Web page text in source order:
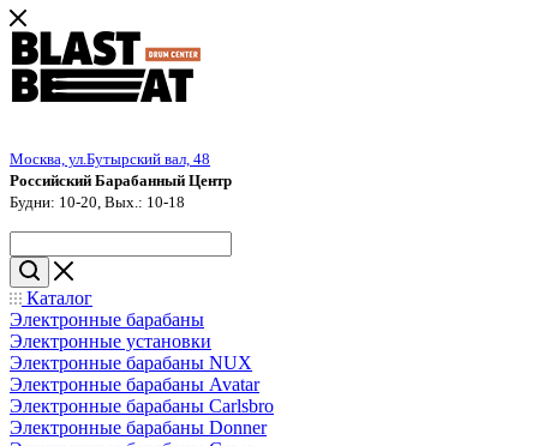
Москва, ул.Бутырский вал, 48
Российский Барабанный Центр
Будни: 10-20, Вых.: 10-18
Каталог
Электронные барабаны
Электронные установки
Электронные барабаны NUX
Электронные барабаны Avatar
Электронные барабаны Carlsbro
Электронные барабаны Donner